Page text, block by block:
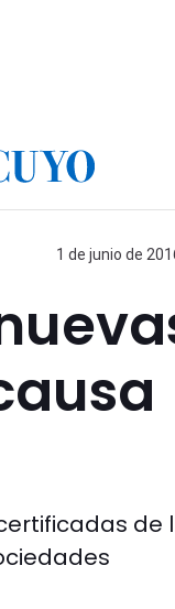
1 de junio de
de